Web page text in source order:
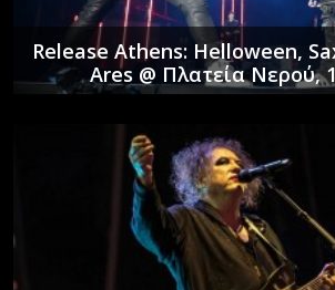
Release Athens: Helloween,
Ares @ Πλατεία Νερού,